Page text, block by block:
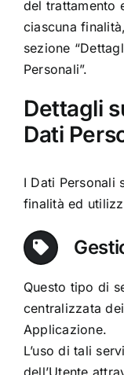
del trattamento
ciascuna
sezione
Personali”.
Dettagli
Dati
I Dati Personali
finalità ed
Questo tipo di
centralizzata
Applicazione.
L’uso di tali
dell’Utente